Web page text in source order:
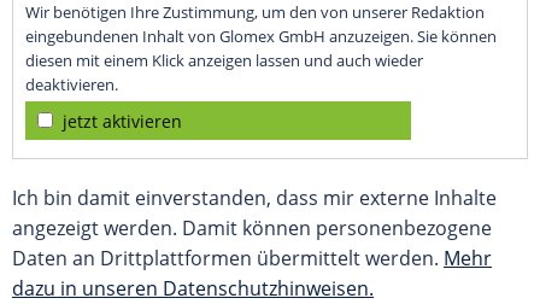
Wir benötigen Ihre Zustimmung, um den von unserer Redaktion
eingebundenen Inhalt von Glomex GmbH anzuzeigen. Sie können
diesen mit einem Klick anzeigen lassen und auch wieder
deaktivieren.
jetzt aktivieren
Ich bin damit einverstanden, dass mir externe Inhalte
angezeigt werden. Damit können personenbezogene
Daten an Drittplattformen übermittelt werden. Mehr
dazu in unseren Datenschutzhinweisen.